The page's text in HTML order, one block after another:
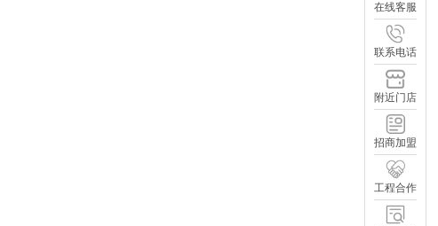
在线客服
联系电话
附近门店
招商加盟
工程合作